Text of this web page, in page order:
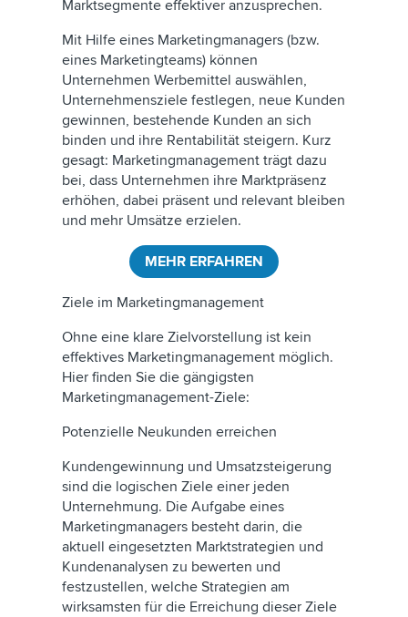
Marktsegmente effektiver anzusprechen.
Mit Hilfe eines Marketingmanagers (bzw.
eines Marketingteams) können
Unternehmen Werbemittel auswählen,
Unternehmensziele festlegen, neue Kunden
gewinnen, bestehende Kunden an sich
binden und ihre Rentabilität steigern. Kurz
gesagt: Marketingmanagement trägt dazu
bei, dass Unternehmen ihre Marktpräsenz
erhöhen, dabei präsent und relevant bleiben
und mehr Umsätze erzielen.
MEHR ERFAHREN
Ziele im Marketingmanagement
Ohne eine klare Zielvorstellung ist kein
effektives Marketingmanagement möglich.
Hier finden Sie die gängigsten
Marketingmanagement-Ziele:
Potenzielle Neukunden erreichen
Kundengewinnung und Umsatzsteigerung
sind die logischen Ziele einer jeden
Unternehmung. Die Aufgabe eines
Marketingmanagers besteht darin, die
aktuell eingesetzten Marktstrategien und
Kundenanalysen zu bewerten und
festzustellen, welche Strategien am
wirksamsten für die Erreichung dieser Ziele